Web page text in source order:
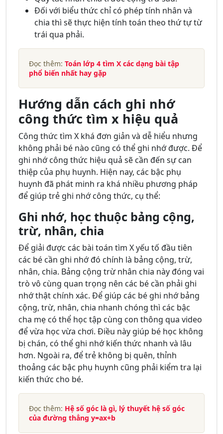
Đối với biểu thức chỉ có phép tính nhân và
chia thì sẽ thực hiện tính toán theo thứ tự từ
trái qua phải.
Đọc thêm: Toán lớp 4 tìm X các dạng bài tập
phổ biến nhất hay gặp
Hướng dẫn cách ghi nhớ
công thức tìm x hiệu quả
Công thức tìm X khá đơn giản và dễ hiểu nhưng
không phải bé nào cũng có thể ghi nhớ được. Để
ghi nhớ công thức hiệu quả sẽ cần đến sự can
thiệp của phụ huynh. Hiện nay, các bậc phụ
huynh đã phát minh ra khá nhiều phương pháp
để giúp trẻ ghi nhớ công thức, cụ thể:
Ghi nhớ, học thuộc bảng cộng,
trừ, nhân, chia
Để giải được các bài toán tìm X yếu tố đầu tiên
các bé cần ghi nhớ đó chính là bảng cộng, trừ,
nhân, chia. Bảng cộng trừ nhân chia này đóng vai
trò vô cùng quan trọng nên các bé cần phải ghi
nhớ thật chính xác. Để giúp các bé ghi nhớ bảng
cộng, trừ, nhân, chia nhanh chóng thì các bậc
cha mẹ có thể học tập cùng con thông qua video
để vừa học vừa chơi. Điều này giúp bé học không
bị chán, có thể ghi nhớ kiến thức nhanh và lâu
hơn. Ngoài ra, để trẻ không bị quên, thỉnh
thoảng các bậc phụ huynh cũng phải kiểm tra lại
kiến thức cho bé.
Đọc thêm: Hệ số góc là gì, lý thuyết hệ số góc
của đường thẳng y=ax+b